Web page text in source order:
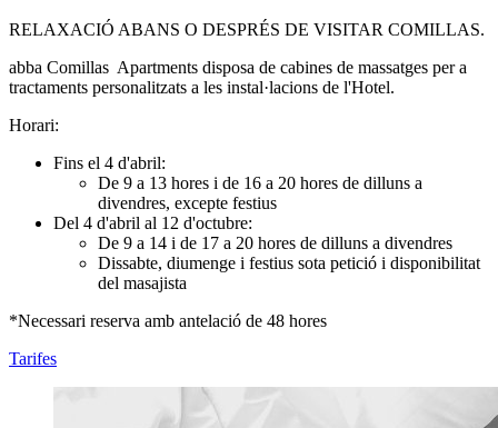
RELAXACIÓ ABANS O DESPRÉS DE VISITAR COMILLAS.
abba Comillas Apartments disposa de cabines de massatges per a
tractaments personalitzats a les instal·lacions de l'Hotel.
Horari:
Fins el 4 d'abril:
De 9 a 13 hores i de 16 a 20 hores de dilluns a
divendres, excepte festius
Del 4 d'abril al 12 d'octubre:
De 9 a 14 i de 17 a 20 hores de dilluns a divendres
Dissabte, diumenge i festius sota petició i disponibilitat
del masajista
*Necessari reserva amb antelació de 48 hores
Tarifes